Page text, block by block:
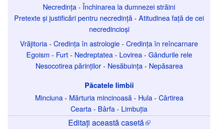
Necredința- Închinarea la dumnezei străini
Pretexte și justificări pentru necredință- Atitudinea față de cei
necredincioși
Vrăjitoria- Credința în astrologie- Credința în reîncarnare
Egoism - Furt- Nedreptatea- Lovirea- Gândurile rele
Nesocotirea părinților- Nesăbuința- Nepăsarea
Păcatele limbii
Minciuna- Mărturia mincinoasă- Hula- Cârtirea
Cearta- Bârfa- Limbuția
Editați această casetă